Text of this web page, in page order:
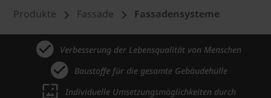
Produkte Fassade Fassadensysteme
Verbesserung der Lebensqualität von Menschen
Baustoffe für die gesamte Gebäudehülle
Individuelle Umsetzungsmöglichkeiten durch